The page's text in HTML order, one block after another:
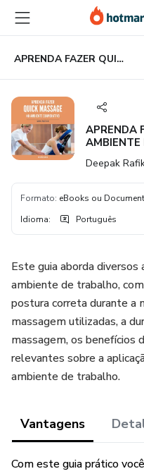
para
conteúdo
principal
para
pagamento
para
rodapé
APRENDA FAZER QUICK MASSAGE NO AMBIENTE DE TRABALHO
APRENDA
AMBIENTE
Deepak
Formato: eBooks ou
Idioma: Português
Este guia aborda diversos
ambiente de trabalho,
postura correta durante a
massagem utilizadas, a
massagem, os benefícios
relevantes sobre a
ambiente de trabalho.
Vantagens
Com este guia prático